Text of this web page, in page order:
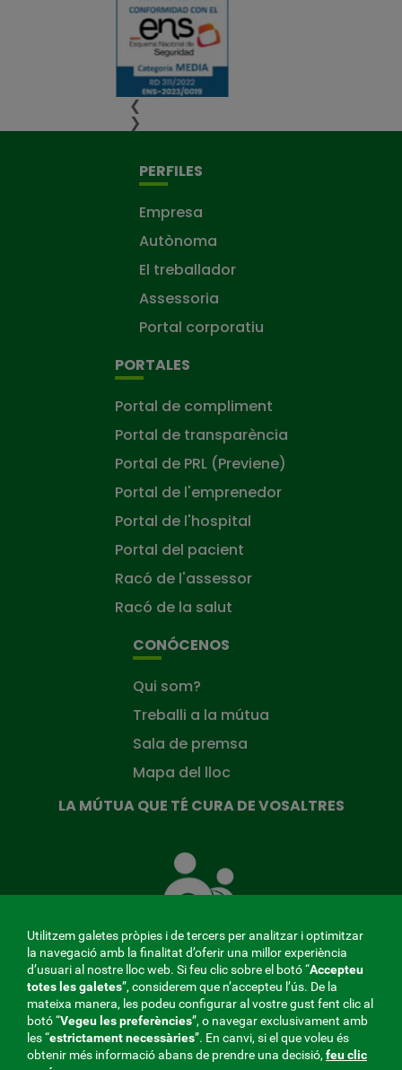
❮
❯
PERFILES
Empresa
Autònoma
El treballador
Assessoria
Portal corporatiu
PORTALES
Portal de compliment
Portal de transparència
Portal de PRL (Previene)
Portal de l'emprenedor
Portal de l'hospital
Portal del pacient
Racó de l'assessor
Racó de la salut
CONÓCENOS
Qui som?
Treballi a la mútua
Sala de premsa
Mapa del lloc
LA MÚTUA QUE TÉ CURA DE VOSALTRES
Mútua
que
de
tu
MENÚ
REDES
Utilitzem galetes pròpies i de tercers per analitzar i optimitzar
la navegació amb la finalitat d’oferir una millor experiència
d’usuari al nostre lloc web. Si feu clic sobre el botó “Accepteu
totes les galetes”, considerem que n’accepteu l’ús. De la
mateixa manera, les podeu configurar al vostre gust fent clic al
botó “Vegeu les preferències”, o navegar exclusivament amb
les “estrictamentnecessàries”. En canvi, si el que voleu és
obtenir més informació abans de prendre una decisió, feu clic